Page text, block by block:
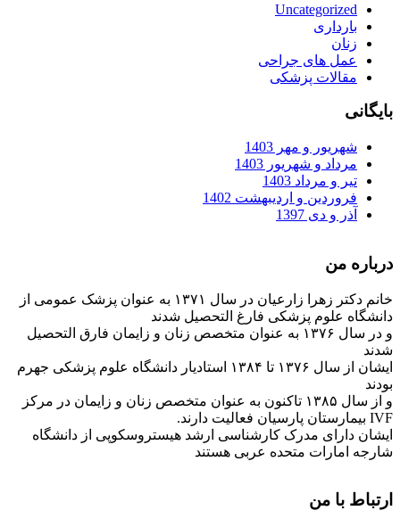
Uncategorized
بارداری
زنان
عمل های جراحی
مقالات پزشکی
بایگانی
شهریور و مهر 1403
مرداد و شهریور 1403
تیر و مرداد 1403
فروردین و اردیبهشت 1402
آذر و دی 1397
درباره من
خانم دکتر زهرا زارعیان در سال ۱۳۷۱ به عنوان پزشک عمومی از
دانشگاه علوم پزشکی فارغ التحصیل شدند
و در سال ۱۳۷۶ به عنوان متخصص زنان و زایمان فارق التحصیل
شدند
ایشان از سال ۱۳۷۶ تا ۱۳۸۴ استادیار دانشگاه علوم پزشکی جهرم
بودند
و از سال ۱۳۸۵ تاکنون به عنوان متخصص زنان و زایمان در مرکز
IVF بیمارستان پارسیان فعالیت دارند.
ایشان دارای مدرک کارشناسی ارشد هیستروسکوپی از دانشگاه
شارجه امارات متحده عربی هستند
ارتباط با من